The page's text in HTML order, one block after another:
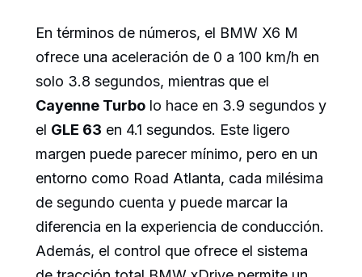
En términos de números, el BMW X6 M
ofrece una aceleración de 0 a 100 km/h en
solo 3.8 segundos, mientras que el
Cayenne Turbo lo hace en 3.9 segundos y
el GLE 63 en 4.1 segundos. Este ligero
margen puede parecer mínimo, pero en un
entorno como Road Atlanta, cada milésima
de segundo cuenta y puede marcar la
diferencia en la experiencia de conducción.
Además, el control que ofrece el sistema